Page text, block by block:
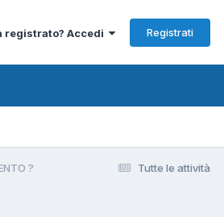
registrato? Accedi Registrati
Tutte le attività
?